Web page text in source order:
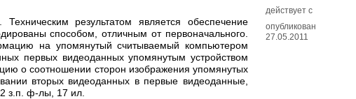
результатом является обеспечение
способом, отличным от первоначального.
на упомянутый считываемый компьютером
первых видеоданных упомянутым устройством
о соотношении сторон изображения упомянутых
вторых видеоданных в первые видеоданные,
з.п. ф-лы, 17 ил.
действует с
опубликован
27.05.2011